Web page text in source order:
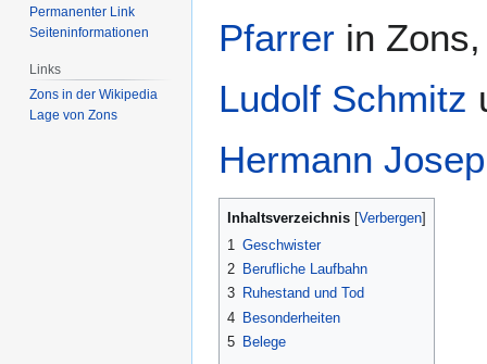
Pfarrer in
Ludolf Schmitz
Hermann
Inhaltsverzeichnis
1 Geschwister
2 Berufliche Laufbahn
3 Ruhestand und Tod
4 Besonderheiten
5 Belege
Permanenter Link
Seiten­­informationen
Links
Zons in der Wikipedia
Lage von Zons